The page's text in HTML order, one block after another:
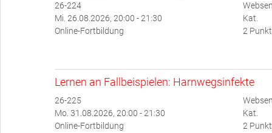
26-224
Mi. 26.08.2026, 20:00 - 21:30
Online-Fortbildung
Kat.
2
Lernen an Fallbeispielen: Harnwegsinfekte
26-225
Mo. 31.08.2026, 20:00 - 21:30
Online-Fortbildung
Kat.
2